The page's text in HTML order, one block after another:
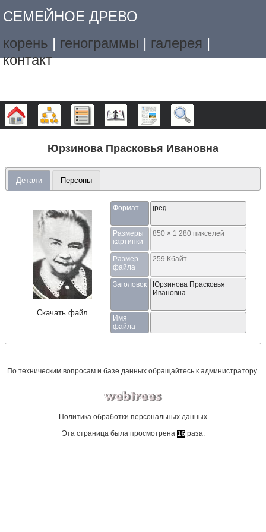
СЕМЕЙНОЕ ДРЕВО
корень | генограммы | галерея |
контакт
Дерево Графики Списки Календарь Отчёты
Юрзинова Прасковья Ивановна
Детали Персоны
Скачать файл
Формат jpeg
Размеры
картинки
850 × 1 280 пикселей
Размер
файла
259 Кбайт
Заголовок
Юрзинова Прасковья
Ивановна
Имя
файла
По техническим вопросам и базе данных обращайтесь к администратору.
Политика обработки персональных данных
Эта страница была просмотрена 16раза.